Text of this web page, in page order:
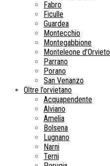
Fabro
Ficulle
Guardea
Montecchio
Montegabbione
Monteleone d’Orvieto
Parrano
Porano
San Venanzo
Oltre l’orvietano
Acquapendente
Alviano
Amelia
Bolsena
Lugnano
Narni
Terni